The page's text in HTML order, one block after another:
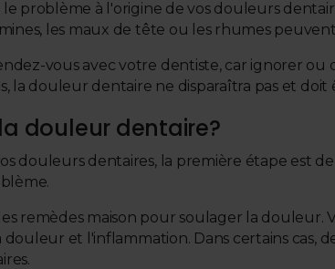
problème à l'origine de vos douleurs
les maux de tête ou les rhumes
vous avec votre dentiste, car ignorer
la douleur dentaire ne disparaîtra pas et
douleur dentaire?
douleurs dentaires, la première étape est
remèdes maison pour soulager la
et l'inflammation. Dans certains cas,